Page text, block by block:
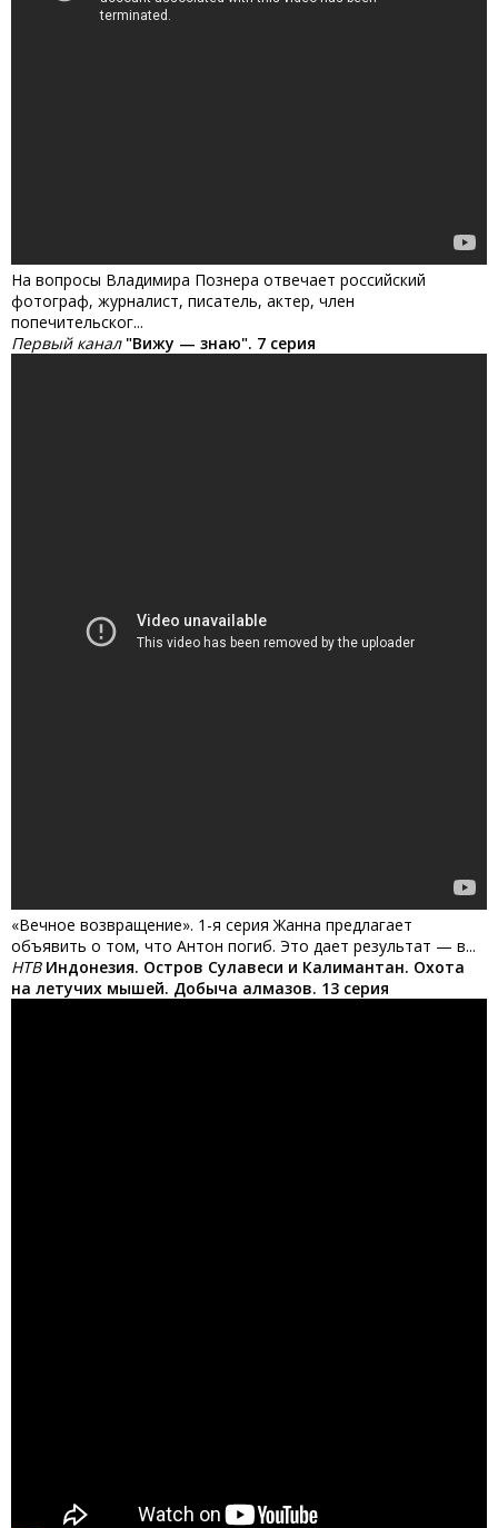
На вопросы Владимира Познера отвечает российский
фотограф, журналист, писатель, актер, член
попечительског...
Первый канал "Вижу — знаю". 7 серия
«Вечное возвращение». 1-я серия Жанна предлагает
объявить о том, что Антон погиб. Это дает результат — в...
НТВ Индонезия. Остров Сулавеси и Калимантан. Охота
на летучих мышей. Добыча алмазов. 13 серия